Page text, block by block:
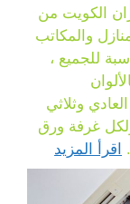
الكويت من
والمكاتب
للجميع ،
وثلاثي
غرفة ورق
اقرأ المزيد